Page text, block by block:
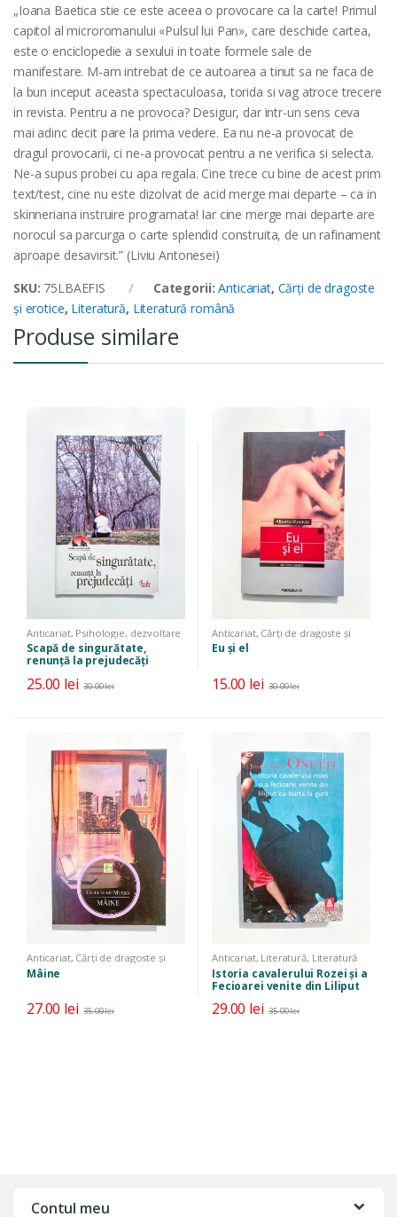
„Ioana Baetica stie ce este aceea o provocare ca la carte! Primul
capitol al microromanului «Pulsul lui Pan», care deschide cartea,
este o enciclopedie a sexului in toate formele sale de
manifestare. M-am intrebat de ce autoarea a tinut sa ne faca de
la bun inceput aceasta spectaculoasa, torida si vag atroce trecere
in revista. Pentru a ne provoca? Desigur, dar intr-un sens ceva
mai adinc decit pare la prima vedere. Ea nu ne-a provocat de
dragul provocarii, ci ne-a provocat pentru a ne verifica si selecta.
Ne-a supus probei cu apa regala. Cine trece cu bine de acest prim
text/test, cine nu este dizolvat de acid merge mai departe – ca in
skinneriana instruire programata! Iar cine merge mai departe are
norocul sa parcurga o carte splendid construita, de un rafinament
aproape desavirsit.” (Liviu Antonesei)
SKU: 75LBAEFIS Categorii:Anticariat, Cărți de dragoste
și erotice, Literatură, Literatură română
Produse similare
Anticariat, Psihologie, dezvoltare
personală, parenting
Scapă de singurătate,
renunță la prejudecăți
25.00 lei 30.00lei
Anticariat, Cărți de dragoste și
erotice, Literatură Literatură
universală
Eu și el
15.00 lei 30.00lei
Anticariat, Cărți de dragoste și
erotice Literatură Literatură
universală
Mâine
27.00 lei 35.00lei
Anticariat, Literatură, Literatură
universală
Istoria cavalerului Rozei și a
Fecioarei venite din Liliput
29.00 lei 35.00lei
Contul meu